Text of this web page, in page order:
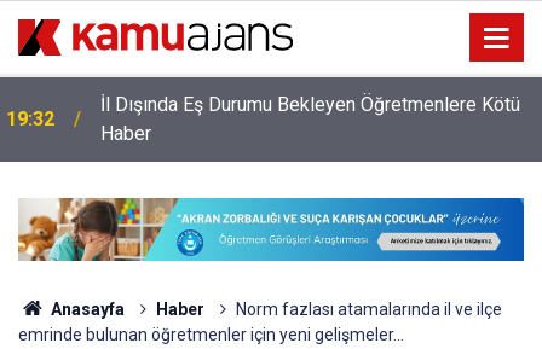
19:32
İl Dışında Eş Durumu Bekleyen Öğretmenlere Kötü
Haber
Anasayfa Haber
Norm fazlası atamalarında il ve ilçe
emrinde bulunan öğretmenler için yeni gelişmeler…